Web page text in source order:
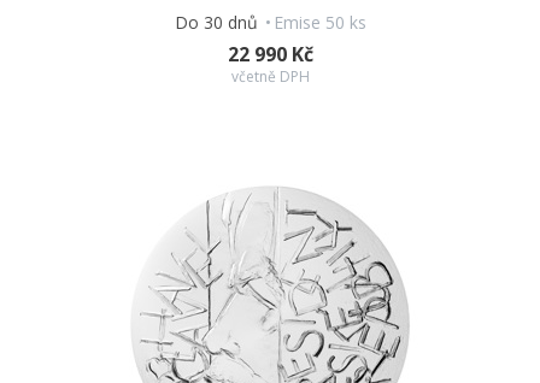
Do 30 dnů
Emise 50 ks
22 990 Kč
včetně DPH